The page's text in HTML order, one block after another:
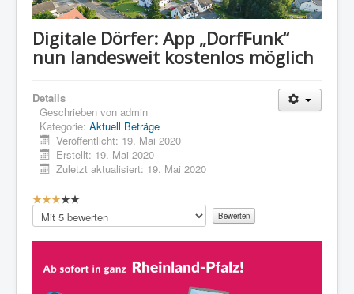
Digitale Dörfer: App „DorfFunk“
nun landesweit kostenlos möglich
Details
Geschrieben von admin
Kategorie: Aktuell Beträge
Veröffentlicht: 19. Mai 2020
Erstellt: 19. Mai 2020
Zuletzt aktualisiert: 19. Mai 2020
B
e
w
e
Bitte
bewerten